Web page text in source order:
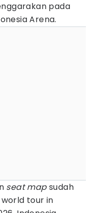
pada
Arena.
seat mapsudah
world tour in